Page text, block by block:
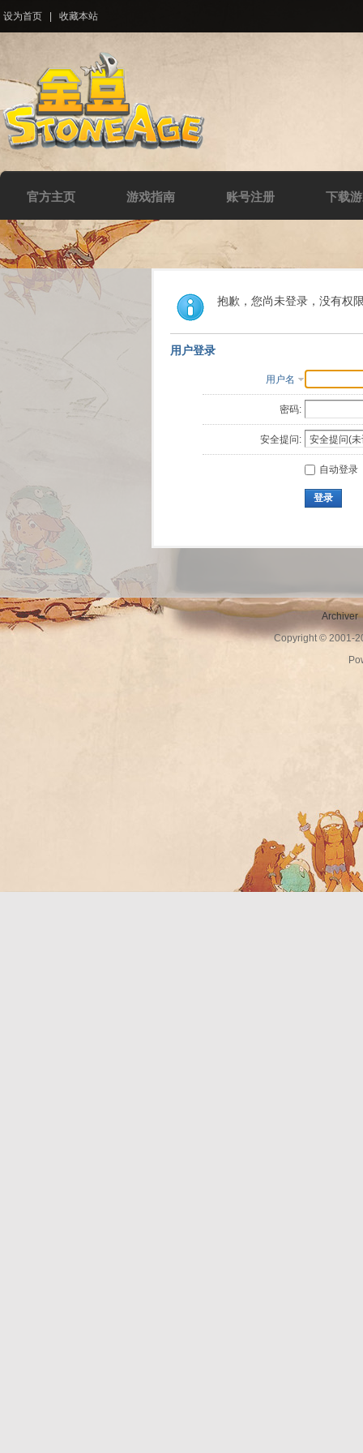
设为首页 收藏本站
官方主页 游戏指南 账号注册 下载
抱歉，您尚未登录，没有权
用户登录
用户名
密码:
安全提问:
自动登录
登录
Archiver
Copyright © 2001-